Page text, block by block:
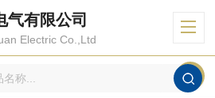
气有限公司
Electric Co.,Ltd